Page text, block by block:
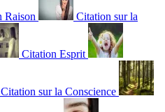
Raison Citation sur la
Citation Esprit
Citation sur la Conscience